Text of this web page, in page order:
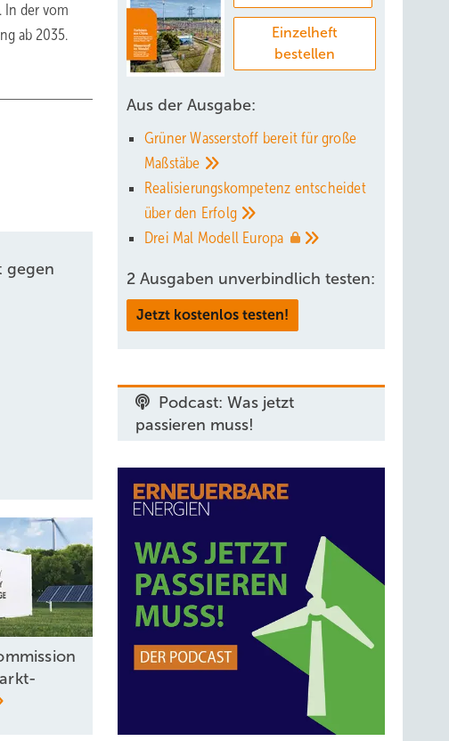
In der vom
ab 2035.
gegen
Einzelheft
bestellen
Aus der Ausgabe:
Grüner Wasserstoff bereit für große
Maßstäbe
Realisierungskompetenz entscheidet
über den Erfolg
Drei Mal Modell Europa
2 Ausgaben unverbindlich testen:
Jetzt kostenlos testen!
Podcast: Was jetzt
passieren muss!